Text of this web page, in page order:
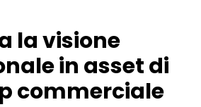
la visione
in asset di
commerciale